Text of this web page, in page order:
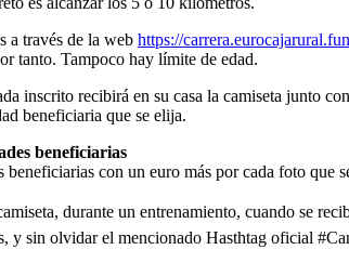
a través de la web https://
tanto. Tampoco hay límite de edad.
inscrito recibirá en su casa la camiseta junto
beneficiaria que se elija.
beneficiarias
con un euro más por cada foto
durante un entrenamiento, cuando se
y sin olvidar el mencionado Hasthtag oficial